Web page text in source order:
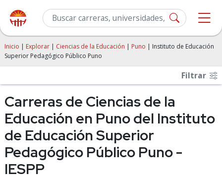
Inicio | Explorar | Ciencias de la Educación | Puno | Instituto de Educación
Superior Pedagógico Público Puno
Filtrar
Carreras de Ciencias de la
Educación en Puno del Instituto
de Educación Superior
Pedagógico Público Puno -
IESPP